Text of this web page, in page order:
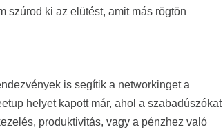
szúrod ki az elütést, amit más rögtön
is segítik a networkinget a
helyet kapott már, ahol a szabadúszókat
produktivitás, vagy a pénzhez való